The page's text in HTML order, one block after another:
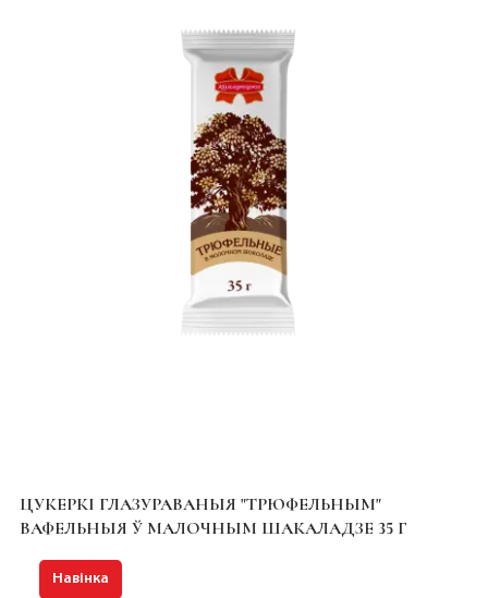
ЦУКЕРКІ ГЛАЗУРАВАНЫЯ "ТРЮФЕЛЬНЫМ"
ВАФЕЛЬНЫЯ Ў МАЛОЧНЫМ ШАКАЛАДЗЕ 35 Г
Навінка